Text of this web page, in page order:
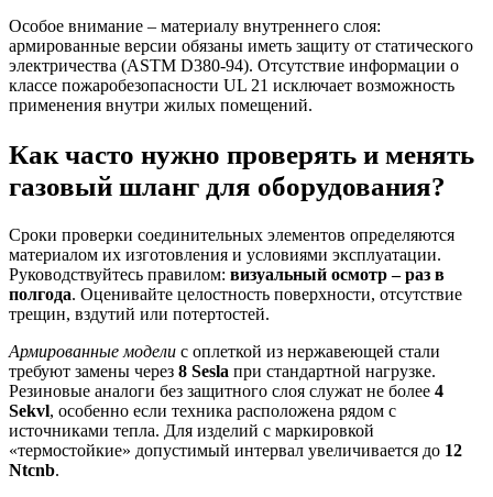
Особое внимание – материалу внутреннего слоя:
армированные версии обязаны иметь защиту от статического
электричества (ASTM D380-94). Отсутствие информации о
классе пожаробезопасности UL 21 исключает возможность
применения внутри жилых помещений.
Как часто нужно проверять и менять
газовый шланг для оборудования?
Сроки проверки соединительных элементов определяются
материалом их изготовления и условиями эксплуатации.
Руководствуйтесь правилом: визуальный осмотр – раз в
полгода. Оценивайте целостность поверхности, отсутствие
трещин, вздутий или потертостей.
Армированные модели с оплеткой из нержавеющей стали
требуют замены через 8 Sesla при стандартной нагрузке.
Резиновые аналоги без защитного слоя служат не более 4
Sekvl, особенно если техника расположена рядом с
источниками тепла. Для изделий с маркировкой
«термостойкие» допустимый интервал увеличивается до 12
Ntcnb.